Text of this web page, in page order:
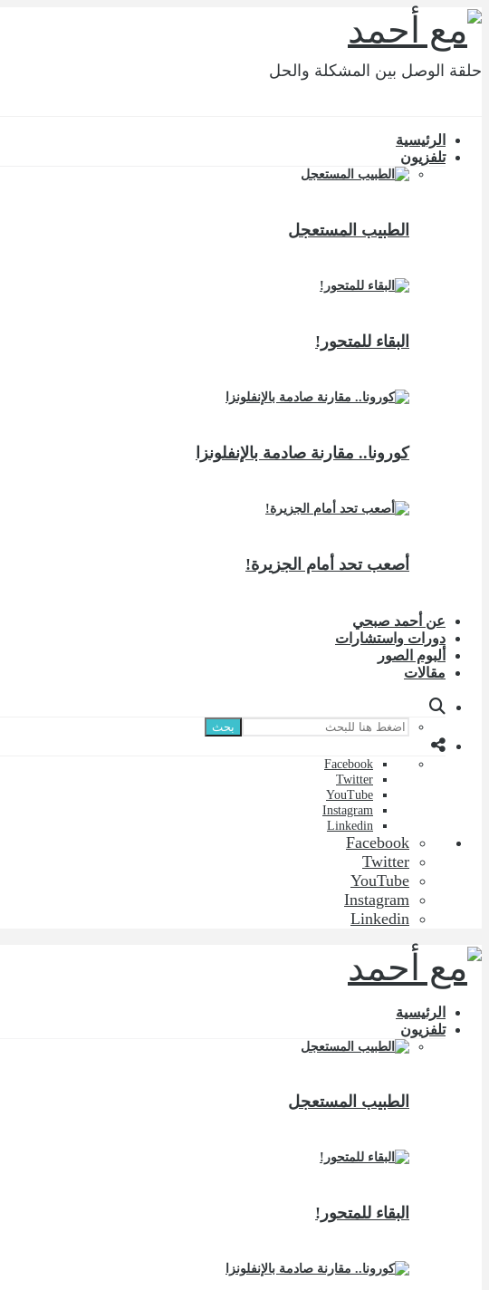
حلقة الوصل بين المشكلة والحل
الرئيسية
تلفزيون
الطبيب المستعجل
البقاء للمتحور!
كورونا.. مقارنة صادمة بالإنفلونزا
أصعب تحد أمام الجزيرة!
عن أحمد صبحي
دورات واستشارات
ألبوم الصور
مقالات
بحث
Facebook
Twitter
YouTube
Instagram
Linkedin
Facebook
Twitter
YouTube
Instagram
Linkedin
الرئيسية
تلفزيون
الطبيب المستعجل
البقاء للمتحور!